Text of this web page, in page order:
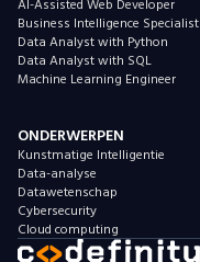
AI-Assisted Web Developer
Business Intelligence Specialist
Data Analyst with Python
Data Analyst with SQL
Machine Learning Engineer
ONDERWERPEN
Kunstmatige Intelligentie
Data-analyse
Datawetenschap
Cybersecurity
Cloud computing